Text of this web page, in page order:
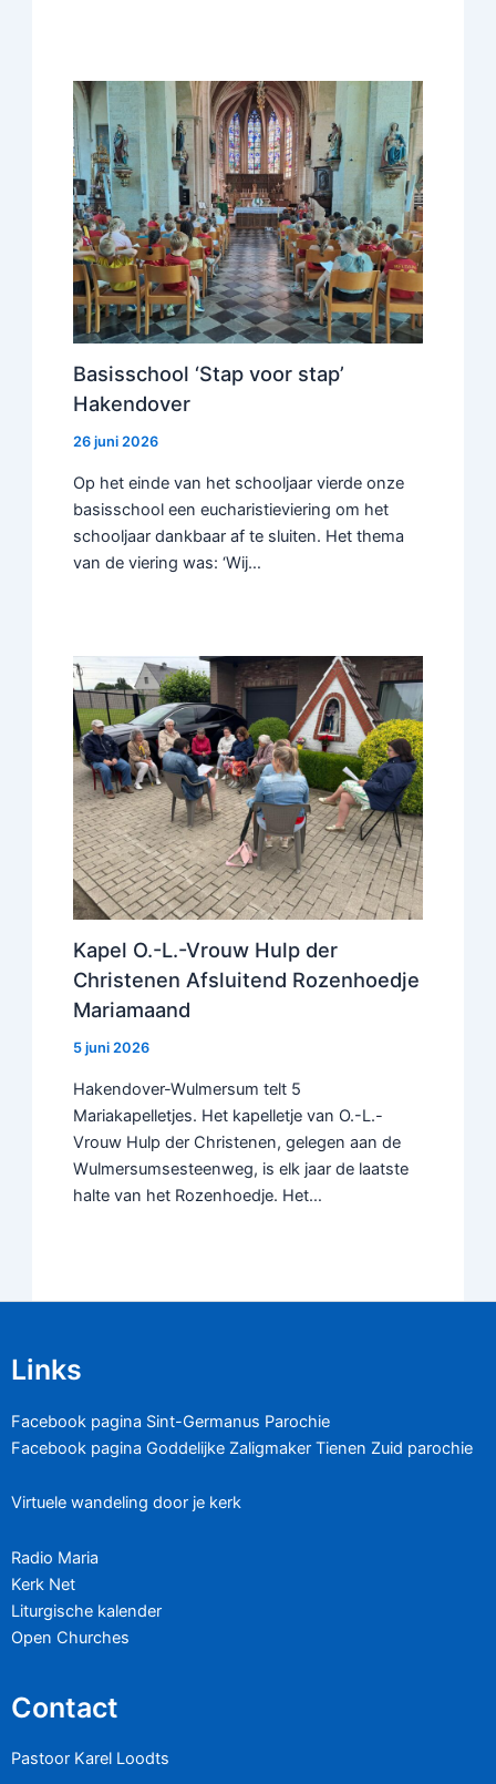
Basisschool ‘Stap voor stap’
Hakendover
26 juni 2026
Op het einde van het schooljaar vierde onze
basisschool een eucharistieviering om het
schooljaar dankbaar af te sluiten. Het thema
van de viering was: ‘Wij…
Kapel O.-L.-Vrouw Hulp der
Christenen Afsluitend Rozenhoedje
Mariamaand
5 juni 2026
Hakendover-Wulmersum telt 5
Mariakapelletjes. Het kapelletje van O.-L.-
Vrouw Hulp der Christenen, gelegen aan de
Wulmersumsesteenweg, is elk jaar de laatste
halte van het Rozenhoedje. Het…
Links
Facebook pagina Sint-Germanus Parochie
Facebook pagina Goddelijke Zaligmaker Tienen Zuid parochie
Virtuele wandeling door je kerk
Radio Maria
Kerk Net
Liturgische kalender
Open Churches
Contact
Pastoor Karel Loodts